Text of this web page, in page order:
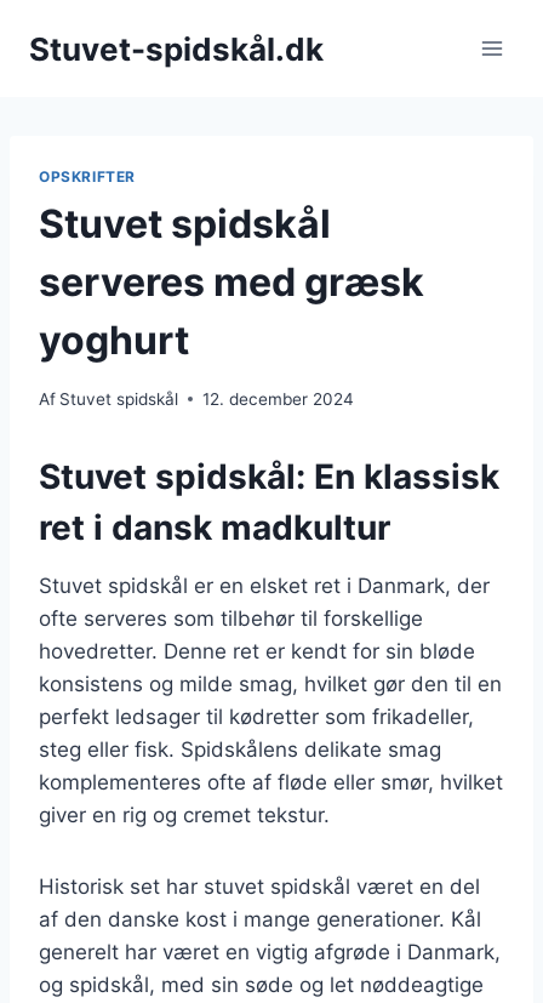
Stuvet-spidskål.dk
OPSKRIFTER
Stuvet spidskål
serveres med græsk
yoghurt
Af Stuvet spidskål 12. december 2024
Stuvet spidskål: En klassisk
ret i dansk madkultur
Stuvet spidskål er en elsket ret i Danmark, der
ofte serveres som tilbehør til forskellige
hovedretter. Denne ret er kendt for sin bløde
konsistens og milde smag, hvilket gør den til en
perfekt ledsager til kødretter som frikadeller,
steg eller fisk. Spidskålens delikate smag
komplementeres ofte af fløde eller smør, hvilket
giver en rig og cremet tekstur.
Historisk set har stuvet spidskål været en del
af den danske kost i mange generationer. Kål
generelt har været en vigtig afgrøde i Danmark,
og spidskål, med sin søde og let nøddeagtige